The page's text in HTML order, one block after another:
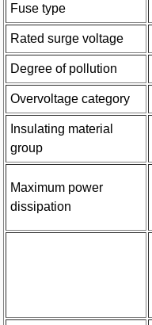
Fuse type
Rated surge voltage
Degree of pollution
Overvoltage category
Insulating material
group
Maximum power
dissipation